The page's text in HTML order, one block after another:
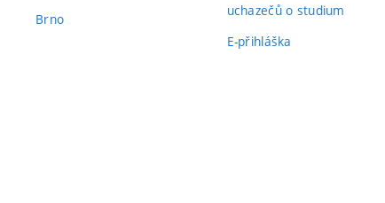
Brno
uchazečů o studium
E-přihláška